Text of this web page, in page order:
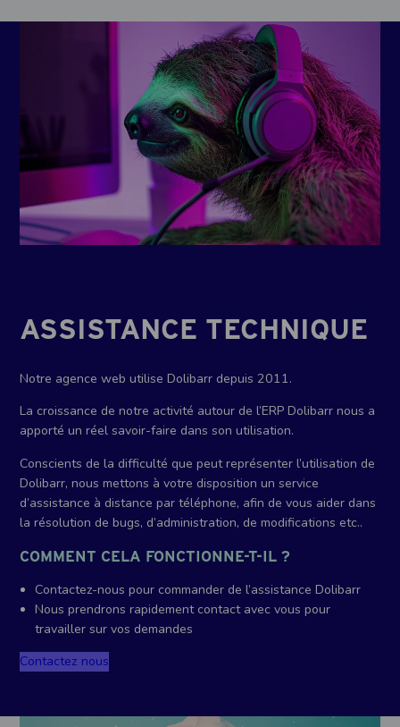
ASSISTANCE TECHNIQUE
Notre agence web utilise Dolibarr depuis 2011.
La croissance de notre activité autour de l’ERP Dolibarr nous a
apporté un réel savoir-faire dans son utilisation.
Conscients de la difficulté que peut représenter l’utilisation de
Dolibarr, nous mettons à votre disposition un service
d’assistance à distance par téléphone, afin de vous aider dans
la résolution de bugs, d’administration, de modifications etc..
COMMENT CELA FONCTIONNE-T-IL ?
Contactez-nous pour commander de l’assistance Dolibarr
Nous prendrons rapidement contact avec vous pour
travailler sur vos demandes
Contactez nous